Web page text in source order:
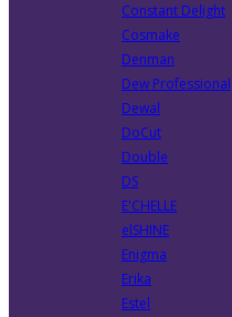
Constant Delight
Cosmake
Denman
Dew Professional
Dewal
DoCut
Double
DS
E'CHELLE
elSHINE
Enigma
Erika
Estel